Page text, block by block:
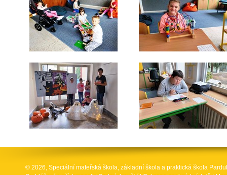
© 2026, Speciální mateřská škola, základní škola a praktická škola